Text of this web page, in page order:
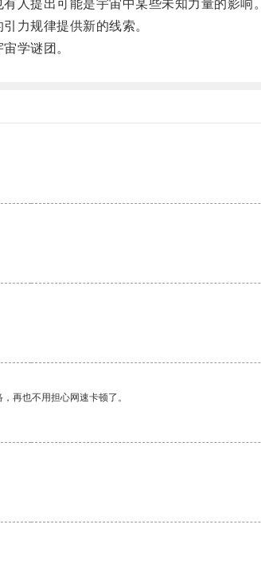
提出可能是宇宙中某些未知力量的影响。
力规律提供新的线索。
学谜团。
再也不用担心网速卡顿了。